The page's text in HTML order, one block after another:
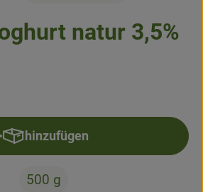
natur 3,5%
hinzufügen
Produkt zum Warenkorb
500 g